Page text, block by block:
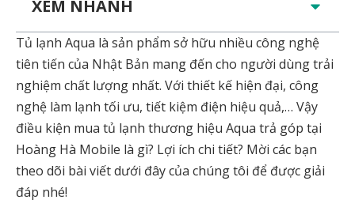
XEM NHANH
Tủ lạnh Aqua là sản phẩm sở hữu nhiều công nghệ
tiên tiến của Nhật Bản mang đến cho người dùng trải
nghiệm chất lượng nhất. Với thiết kế hiện đại, công
nghệ làm lạnh tối ưu, tiết kiệm điện hiệu quả,… Vậy
điều kiện mua tủ lạnh thương hiệu Aqua trả góp tại
Hoàng Hà Mobile là gì? Lợi ích chi tiết? Mời các bạn
theo dõi bài viết dưới đây của chúng tôi để được giải
đáp nhé!